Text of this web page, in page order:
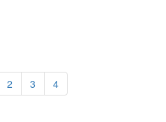
2 3 4